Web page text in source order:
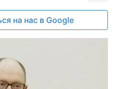
на нас в Google